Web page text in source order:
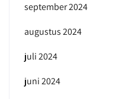
september 2024
augustus 2024
juli 2024
juni 2024